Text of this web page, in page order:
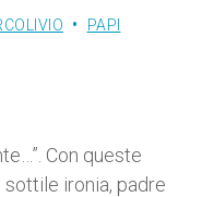
PAPI
Con queste
ironia, padre